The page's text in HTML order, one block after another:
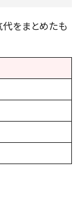
をまとめたも